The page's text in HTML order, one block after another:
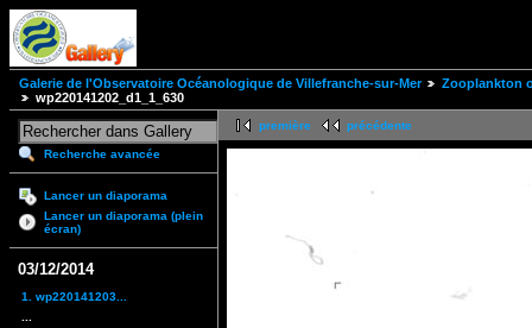
Galerie de l'Observatoire Océanologique de Villefranche-sur-Mer
Zooplankton
wp220141202_d1_1_630
Recherche avancée
Lancer un diaporama
Lancer un diaporama (plein
écran)
03/12/2014
1. wp220141203...
première précédente